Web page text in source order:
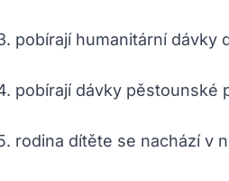
pobírají humanitární dávky
pobírají dávky pěstounské
rodina dítěte se nachází v